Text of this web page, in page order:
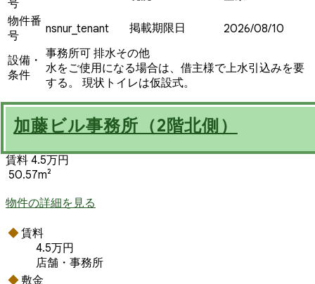
号
物件番
号
nsnur_tenant 掲載期限日 2026/08/10
設備・
条件
事務所可 排水その他
水をご使用になる場合は、借主様で上水引込みを要
する。 現状トイレは仮設式。
加藤ビル事務所（2階北側）
賃料 4.5万円
50.57m²
物件の詳細を見る
賃料
4.5万円
店舗・事務所
敷金